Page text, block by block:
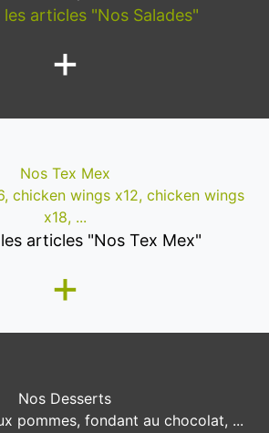
articles "Nos Salades"
+
Nos Tex Mex
chicken wings x12, chicken wings
x18, ...
articles "Nos Tex Mex"
+
Nos Desserts
pommes, fondant au chocolat, ...